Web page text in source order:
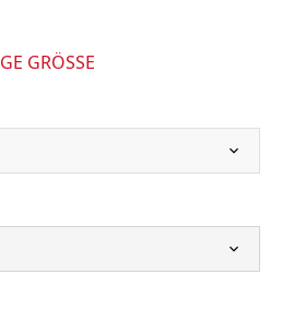
GRÖSSE